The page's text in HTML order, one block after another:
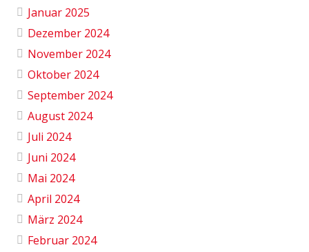
Januar 2025
Dezember 2024
November 2024
Oktober 2024
September 2024
August 2024
Juli 2024
Juni 2024
Mai 2024
April 2024
März 2024
Februar 2024